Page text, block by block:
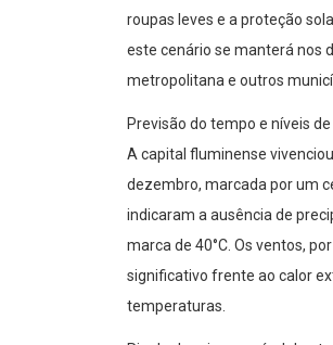
roupas leves e a proteção
este cenário se manterá nos
metropolitana e outros
Previsão do tempo e níveis
A capital fluminense
dezembro, marcada por um
indicaram a ausência de
marca de 40°C. Os ventos,
significativo frente ao calor
temperaturas.